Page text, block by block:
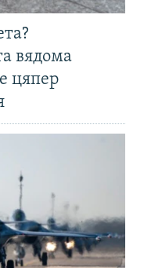
вядома
цяпер